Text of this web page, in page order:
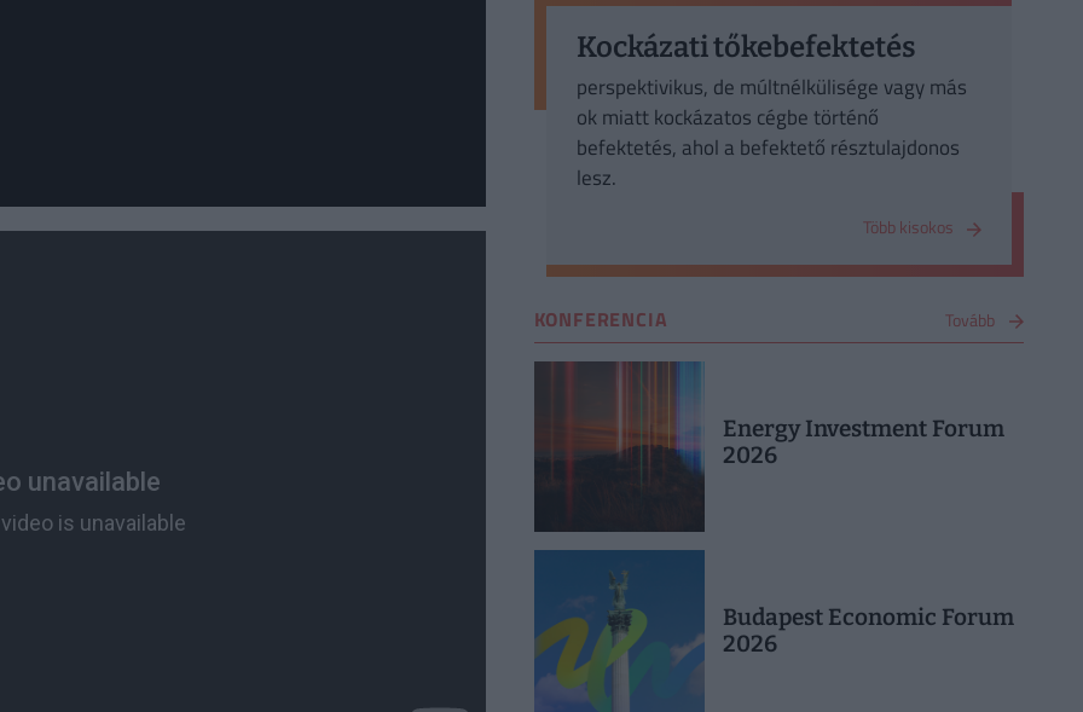
Kockázati tőkebefektetés
perspektivikus, de múltnélkülisége vagy más
ok miatt kockázatos cégbe történő
befektetés, ahol a befektető résztulajdonos
lesz.
Több kisokos
KONFERENCIA Tovább
Energy Investment Forum
2026
Budapest Economic Forum
2026